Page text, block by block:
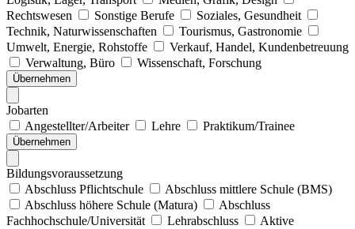
Rechtswesen
Sonstige Berufe
Soziales, Gesundheit
Technik, Naturwissenschaften
Tourismus, Gastronomie
Umwelt, Energie, Rohstoffe
Verkauf, Handel, Kundenbetreuung
Verwaltung, Büro
Wissenschaft, Forschung
Übernehmen
Jobarten
Angestellter/Arbeiter
Lehre Praktikum/Trainee
Übernehmen
Bildungsvoraussetzung
Abschluss Pflichtschule
Abschluss mittlere Schule (BMS)
Abschluss höhere Schule (Matura)
Abschluss
Fachhochschule/Universität
Lehrabschluss
Aktive